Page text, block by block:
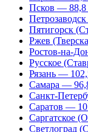
Псков — 88,8
Пятигорск
Ржев
Ростов-на-
Русское
Рязань —
Самара —
Санкт-
Саратов —
Саргатское
Светлоград